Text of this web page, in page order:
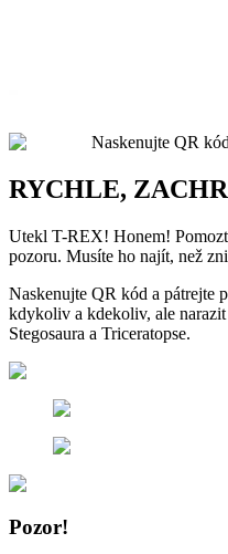
Naskenujte QR kód
RYCHLE,
Utekl T-REX! Honem!
pozoru. Musíte ho najít, než
Naskenujte QR kód a pátrejte
kdykoliv a kdekoliv, ale narazit
Stegosaura a Triceratopse.
Pozor!